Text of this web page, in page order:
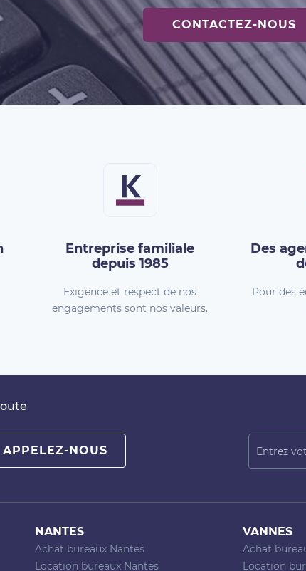
CONTACTEZ-NOUS
Entreprise familiale
depuis 1985
Exigence et respect de nos
engagements sont nos valeurs.
Des
Pour des
APPELEZ-NOUS
NANTES
Achat bureaux Nantes
Location bureaux Nantes
VANNES
Achat
Location